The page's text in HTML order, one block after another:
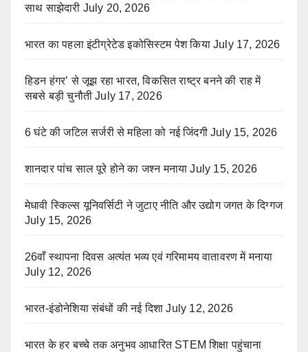
साथ साझेदारी July 20, 2026
भारत का पहला इंटीग्रेटेड इकोसिस्टम पेश किया July 17, 2026
हिडन हंगर’ से जूझ रहा भारत, विकसित राष्ट्र बनने की राह में
सबसे बड़ी चुनौती July 17, 2026
6 घंटे की जटिल सर्जरी से महिला को नई जिंदगी July 15, 2026
शानदार पांच साल पूरे होने का जश्न मनाया July 15, 2026
मेधावी स्किल्स यूनिवर्सिटी ने जुटाए नीति और उद्योग जगत के दिग्गज
July 15, 2026
26वाँ स्थापना दिवस अत्यंत भव्य एवं गरिमामय वातावरण में मनाया
July 12, 2026
भारत-इंडोनेशिया संबंधों की नई दिशा July 12, 2026
भारत के हर बच्चे तक अनुभव आधारित STEM शिक्षा पहुंचाना